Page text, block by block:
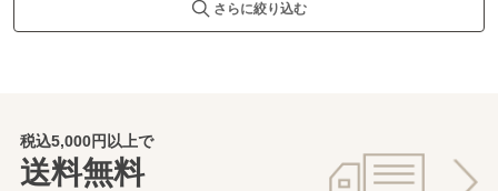
さらに絞り込む
税込5,000円以上で
送料無料